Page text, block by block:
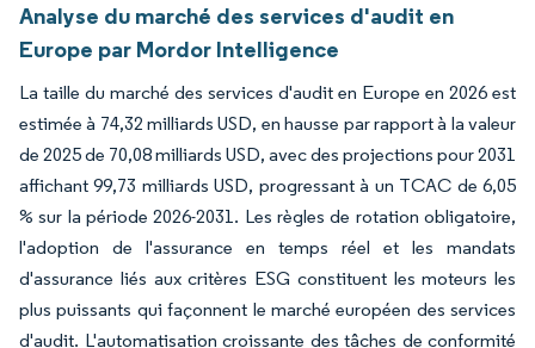
Analyse du marché des services d'audit en
Europe par Mordor Intelligence
La taille du marché des services d'audit en Europe en 2026 est
estimée à 74,32 milliards USD, en hausse par rapport à la valeur
de 2025 de 70,08 milliards USD, avec des projections pour 2031
affichant 99,73 milliards USD, progressant à un TCAC de 6,05
% sur la période 2026-2031. Les règles de rotation obligatoire,
l'adoption de l'assurance en temps réel et les mandats
d'assurance liés aux critères ESG constituent les moteurs les
plus puissants qui façonnent le marché européen des services
d'audit. L'automatisation croissante des tâches de conformité